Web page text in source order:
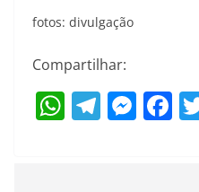
fotos: divulgação
Compartilhar:
W T M F